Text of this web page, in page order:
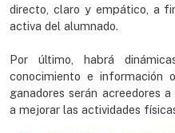
directo, claro y empático, a
activa del alumnado.
Por último, habrá
conocimiento e información
ganadores serán acreedores
a mejorar las actividades